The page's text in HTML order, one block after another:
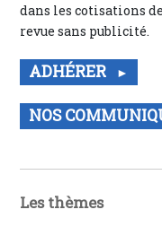
dans les cotisations
revue sans publicité.
ADHÉRER
NOS
Les thèmes